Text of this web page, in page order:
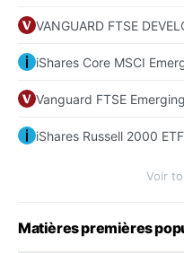
VANGUARD FTSE
iShares Core MSCI
Vanguard FTSE
iShares Russell 2000
Voir
Matières premières